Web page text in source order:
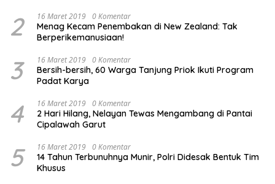
2 16 Maret 2019 0 Komentar
Menag Kecam Penembakan di New Zealand: Tak
Berperikemanusiaan!
3 16 Maret 2019 0 Komentar
Bersih-bersih, 60 Warga Tanjung Priok Ikuti Program
Padat Karya
4 16 Maret 2019 0 Komentar
2 Hari Hilang, Nelayan Tewas Mengambang di Pantai
Cipalawah Garut
5 16 Maret 2019 0 Komentar
14 Tahun Terbunuhnya Munir, Polri Didesak Bentuk Tim
Khusus